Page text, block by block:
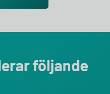
följande